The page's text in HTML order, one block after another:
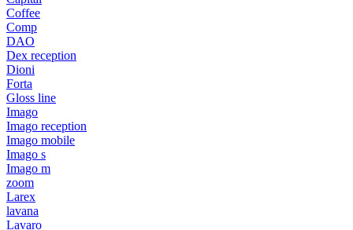
Coffee
Comp
DAO
Dex reception
Dioni
Forta
Gloss line
Imago
Imago reception
Imago mobile
Imago s
Imago m
zoom
Larex
lavana
Lavaro